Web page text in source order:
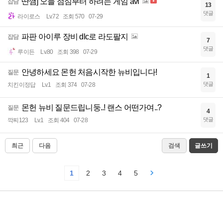
잡담
라이로스 Lv.72 조회 570 07-29
13
댓글
잡담 파판 아이루 장비 dlc로 라도팔지
루이든 Lv.80 조회 398 07-29
7
댓글
질문 안녕하세요 몬헌 처음시작한 뉴비입니다!
치킨이정답 Lv.1 조회 374 07-28
1
댓글
질문 몬헌 뉴비 질문드립니둥..! 랜스 어떤가여..?
깍찌123 Lv.1 조회 404 07-28
4
댓글
최근 다음 검색 글쓰기
1 2 3 4 5